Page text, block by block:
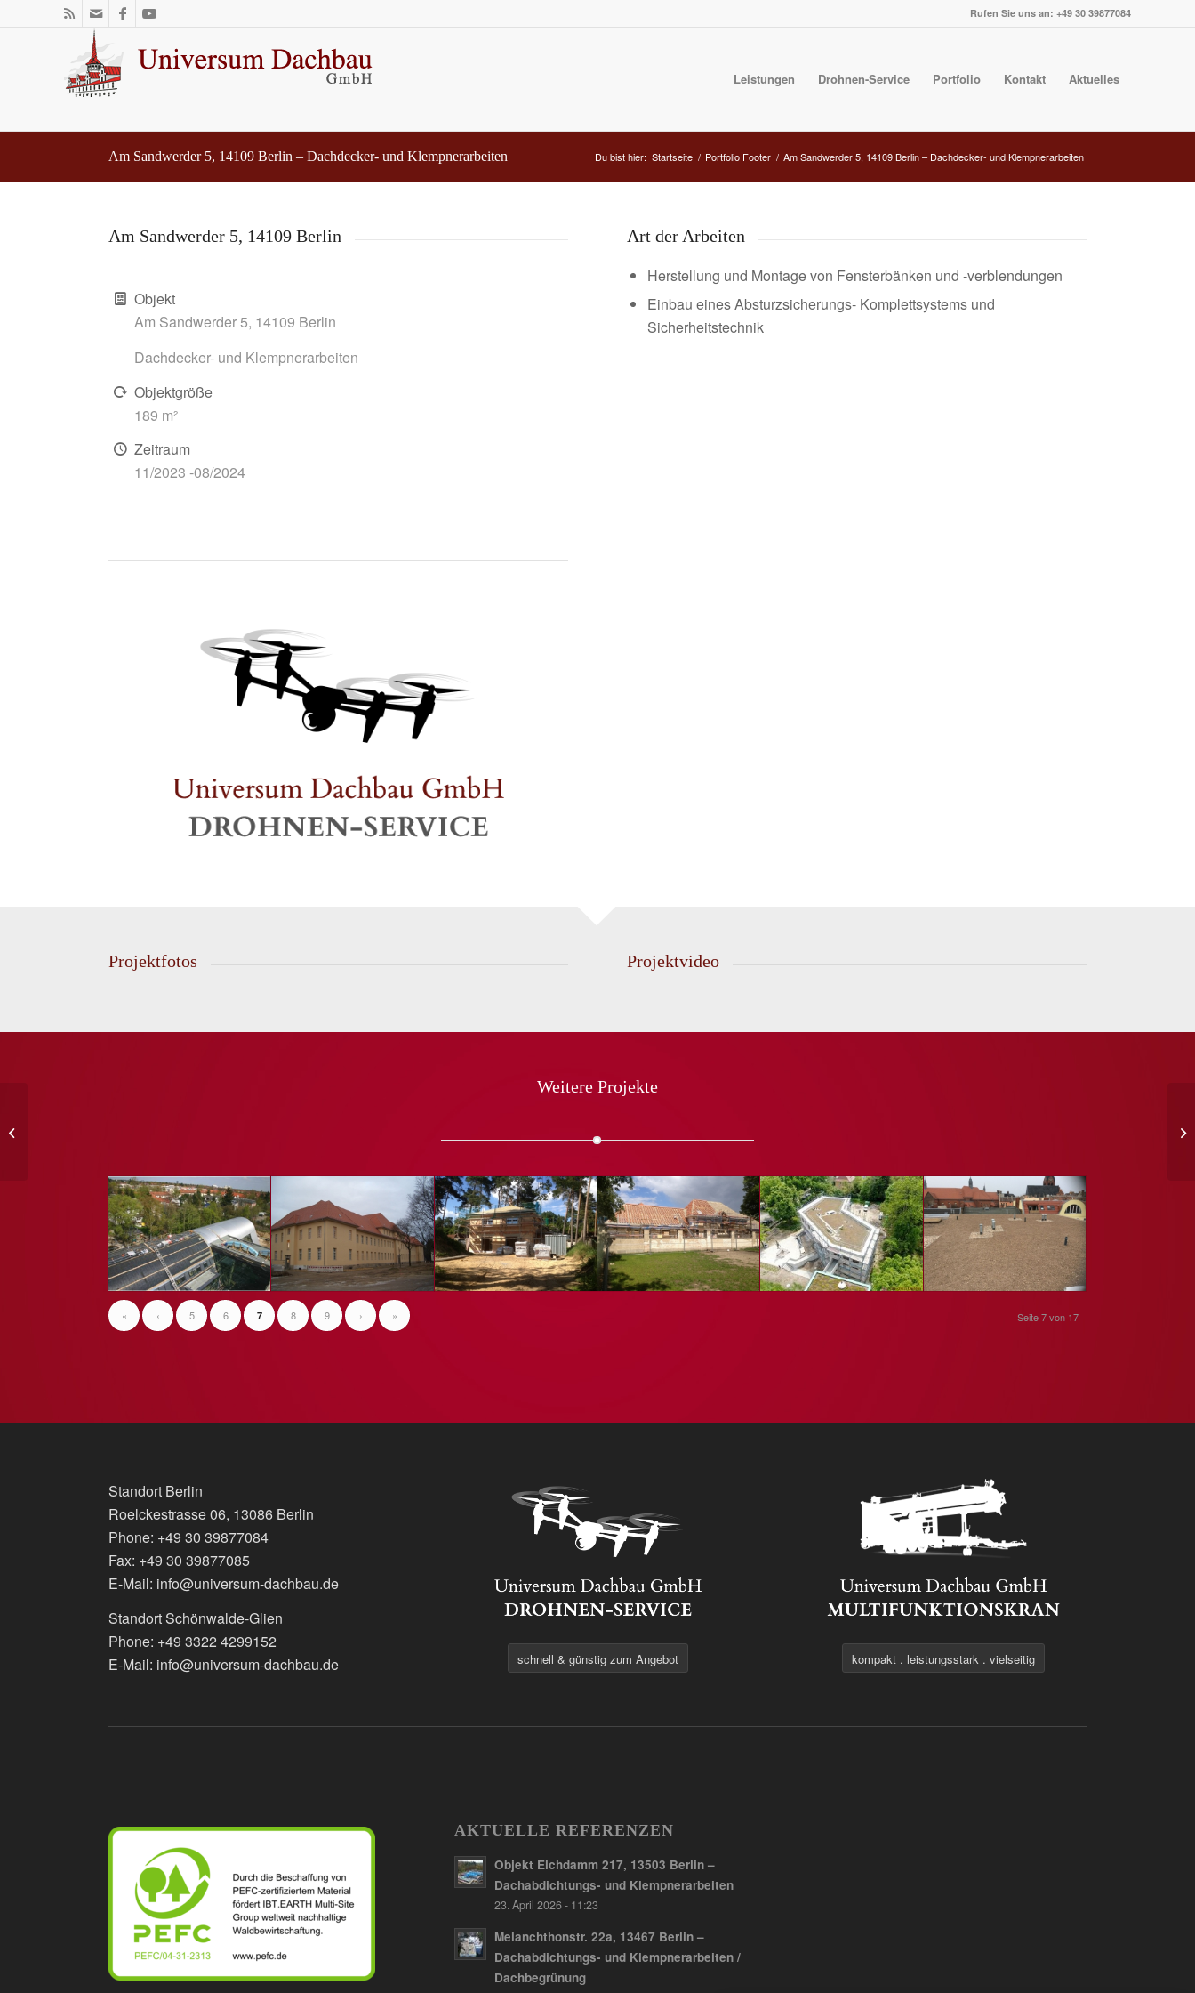
Rufen Sie uns an: +49 30 39877084
Leistungen Drohnen-Service Portfolio Kontakt Aktuelles
Am Sandwerder 5, 14109 Berlin – Dachdecker- und Klempnerarbeiten Du bist hier: Startseite / Portfolio Footer / Am Sandwerder 5, 14109 Berlin – Dachdecker- und Klempnerarbeiten
Am Sandwerder 5, 14109 Berlin
Objekt
Am Sandwerder 5, 14109 Berlin
Dachdecker- und Klempnerarbeiten
Objektgröße
189 m²
Zeitraum
11/2023 -08/2024
Art der Arbeiten
Herstellung und Montage von Fensterbänken und -verblendungen
Einbau eines Absturzsicherungs- Komplettsystems und
Sicherheitstechnik
Projektfotos Projektvideo
Weitere Projekte
Seite 7 von 17
« ‹ 5 6 7 8 9 › »
Standort Berlin
Roelckestrasse 06, 13086 Berlin
Phone: +49 30 39877084
Fax: +49 30 39877085
E-Mail: info@universum-dachbau.de
Standort Schönwalde-Glien
Phone: +49 3322 4299152
E-Mail: info@universum-dachbau.de
schnell & günstig zum Angebot kompakt . leistungsstark . vielseitig
AKTUELLE REFERENZEN
Objekt Elchdamm 217, 13503 Berlin –
Dachabdichtungs- und Klempnerarbeiten
23. April 2026 - 11:23
Melanchthonstr. 22a, 13467 Berlin –
Dachabdichtungs- und Klempnerarbeiten /
Dachbegrünung